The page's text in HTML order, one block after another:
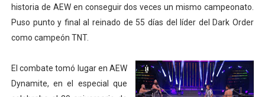
Campeonato de Europa de saltos 2026 (París,
historia de AEW en conseguir dos veces un mismo campeonato.
Puso punto y final al reinado de 55 días del líder del Dark Order
como campeón TNT.
El combate tomó lugar en AEW
Dynamite, en el especial que